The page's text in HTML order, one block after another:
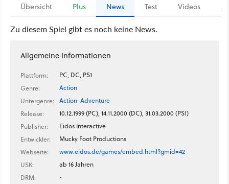
Übersicht Plus News Test Videos
Zu diesem Spiel gibt es noch keine News.
Allgemeine Informationen
Plattform:
PC, DC, PS1
Genre:
Action
Untergenre:
Action-Adventure
Release:
10.12.1999 (PC), 14.11.2000 (DC), 31.03.2000 (PS1)
Publisher:
Eidos Interactive
Entwickler:
Mucky Foot Productions
Webseite:
www.eidos.de/games/embed.html?gmid=42
USK:
ab 16 Jahren
DRM:
-